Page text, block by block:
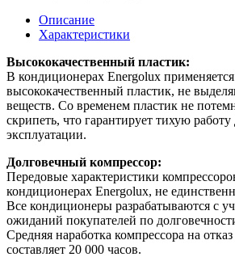
Описание
Характеристики
Высококачественный пластик:
В кондиционерах Energolux применяется
высококачественный пластик, не
веществ. Со временем пластик не
скрипеть, что гарантирует тихую работу
эксплуатации.
Долговечный компрессор:
Передовые характеристики
кондиционерах Energolux, не
Все кондиционеры разрабатываются с
ожиданий покупателей по
Средняя наработка компрессора на
составляет 20 000 часов.